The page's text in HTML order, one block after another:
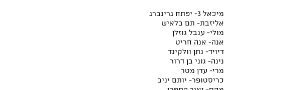
מיכאל 3- יפתח גרינברג
אליזבת- תם בלאיש
מולי- ענבל גוזלן
אנה- אנה חריט
דיויד- נתן וולקינד
נינה- גוני בן דרור
מרי- עדן מטר
כריסטופר- יותם יניב